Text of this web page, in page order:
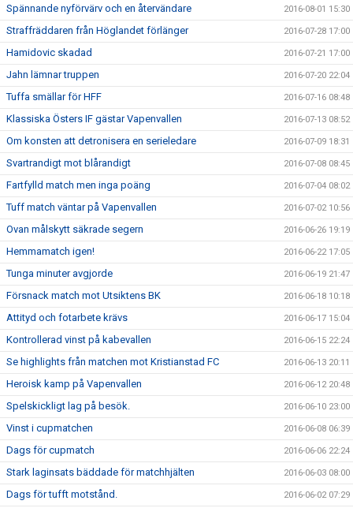
Spännande nyförvärv och en återvändare 2016-08-01 15:30
Straffräddaren från Höglandet förlänger 2016-07-28 17:00
Hamidovic skadad 2016-07-21 17:00
Jahn lämnar truppen 2016-07-20 22:04
Tuffa smällar för HFF 2016-07-16 08:48
Klassiska Östers IF gästar Vapenvallen 2016-07-13 08:52
Om konsten att detronisera en serieledare 2016-07-09 18:31
Svartrandigt mot blårandigt 2016-07-08 08:45
Fartfylld match men inga poäng 2016-07-04 08:02
Tuff match väntar på Vapenvallen 2016-07-02 10:56
Ovan målskytt säkrade segern 2016-06-26 19:19
Hemmamatch igen! 2016-06-22 17:05
Tunga minuter avgjorde 2016-06-19 21:47
Försnack match mot Utsiktens BK 2016-06-18 10:18
Attityd och fotarbete krävs 2016-06-17 15:04
Kontrollerad vinst på kabevallen 2016-06-15 22:24
Se highlights från matchen mot Kristianstad FC 2016-06-13 20:11
Heroisk kamp på Vapenvallen 2016-06-12 20:48
Spelskickligt lag på besök. 2016-06-10 23:00
Vinst i cupmatchen 2016-06-08 06:39
Dags för cupmatch 2016-06-06 22:24
Stark laginsats bäddade för matchhjälten 2016-06-03 08:00
Dags för tufft motstånd. 2016-06-02 07:29